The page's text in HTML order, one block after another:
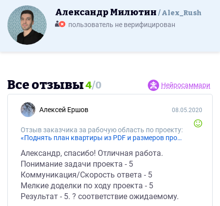
Александр Милютин Alex_Rush
пользователь не верифицирован
Все отзывы4/0 Нейросаммари
Алексей Ершов
Отзыв заказчика за рабочую область по проекту:
«Поднять план квартиры из PDF и размеров проектной документации»
08.05.2020
Александр, спасибо! Отличная работа.
Понимание задачи проекта - 5
Коммуникация/Скорость ответа - 5
Мелкие доделки по ходу проекта - 5
Результат - 5. ? соответствие ожидаемому.